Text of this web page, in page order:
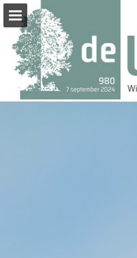
Pagina overzicht
Zoeken
Publicatie rapporteren